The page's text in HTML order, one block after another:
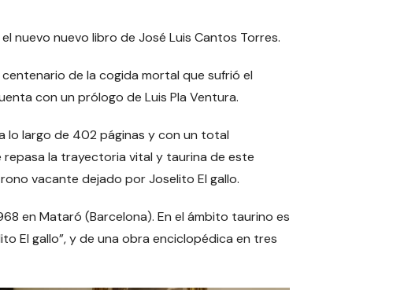
el nuevo nuevo libro de José Luis Cantos Torres.
de la cogida mortal que sufrió el
con un prólogo de Luis Pla Ventura.
lo largo de 402 páginas y con un total
la trayectoria vital y taurina de este
vacante dejado por Joselito El gallo.
en Mataró (Barcelona). En el ámbito taurino es
El gallo”, y de una obra enciclopédica en tres